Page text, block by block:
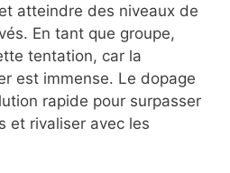
atteindre des niveaux de
En tant que groupe,
tentation, car la
est immense. Le dopage
rapide pour surpasser
et rivaliser avec les